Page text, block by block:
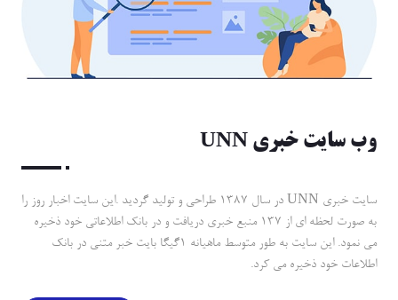
وب سايت خبري UNN
سايت خبري UNN در سال 1387 طراحي و توليد گرديد .اين سايت اخبار روز را
به صورت لحظه اي از 137 منبع خبري دريافت و در بانك اطلاعاتي خود ذخيره
مي نمود. اين سايت به طور متوسط ماهيانه 1گيگا بايت خبر متني در بانك
اطلاعات خود ذخيره مي كرد.